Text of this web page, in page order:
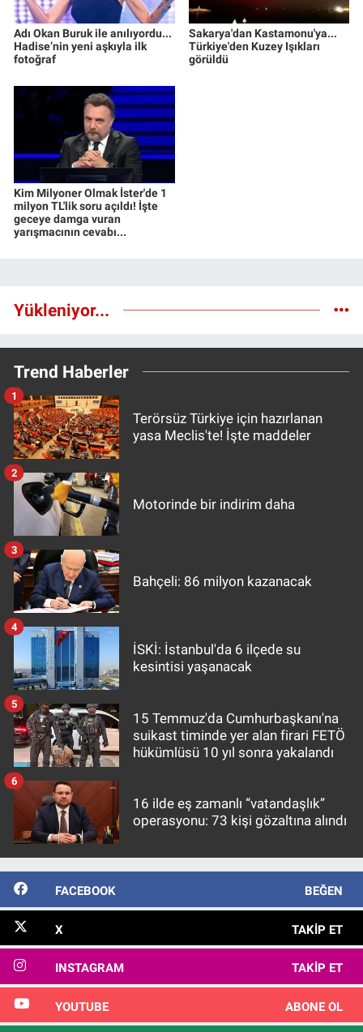
Adı Okan Buruk ile anılıyordu...
Hadise’nin yeni aşkıyla ilk
fotoğraf
Sakarya'dan Kastamonu'ya...
Türkiye'den Kuzey Işıkları
görüldü
Kim Milyoner Olmak İster'de 1
milyon TL'lik soru açıldı! İşte
geceye damga vuran
yarışmacının cevabı...
Yükleniyor...
Trend Haberler
Terörsüz Türkiye için hazırlanan
yasa Meclis'te! İşte maddeler
1
Motorinde bir indirim daha
2
Bahçeli: 86 milyon kazanacak
3
İSKİ: İstanbul'da 6 ilçede su
kesintisi yaşanacak
4
15 Temmuz'da Cumhurbaşkanı'na
suikast timinde yer alan firari FETÖ
hükümlüsü 10 yıl sonra yakalandı
5
16 ilde eş zamanlı “vatandaşlık”
operasyonu: 73 kişi gözaltına alındı
6
FACEBOOK BEĞEN
X TAKIP ET
INSTAGRAM TAKIP ET
YOUTUBE ABONE OL